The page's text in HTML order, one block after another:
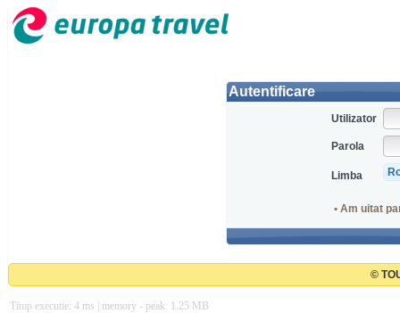
Autentificare
Utilizator
Parola
Limba
• Am uitat
©
Timp executie: 4 ms | memory - peak: 1.25 MB